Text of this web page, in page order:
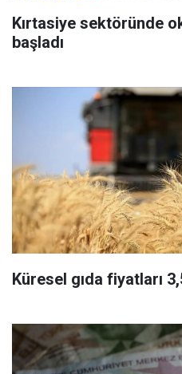
Kırtasiye sektöründe
başladı
Küresel gıda fiyatları